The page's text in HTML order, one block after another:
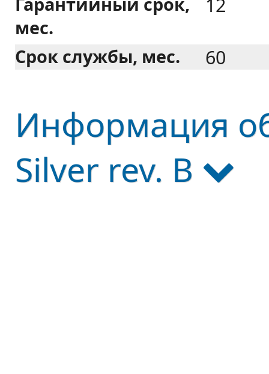
мес.
Срок службы, мес. 60
Информация
Silver rev. B